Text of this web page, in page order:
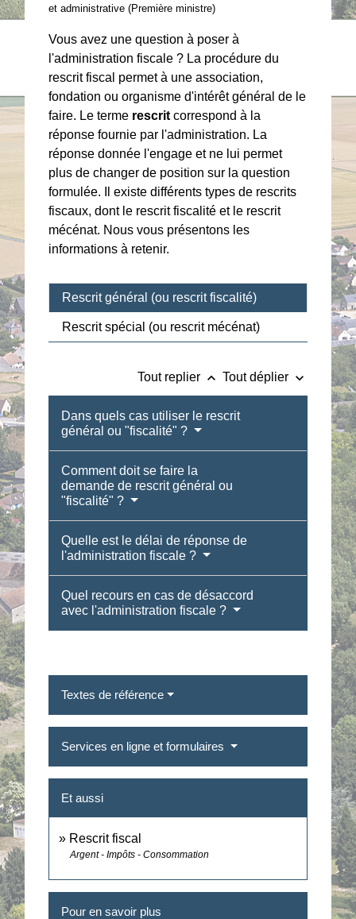
et administrative (Première ministre)
Vous avez une question à poser à
l'administration fiscale ? La procédure du
rescrit fiscal permet à une association,
fondation ou organisme d'intérêt général de le
faire. Le terme rescrit correspond à la
réponse fournie par l'administration. La
réponse donnée l'engage et ne lui permet
plus de changer de position sur la question
formulée. Il existe différents types de rescrits
fiscaux, dont le rescrit fiscalité et le rescrit
mécénat. Nous vous présentons les
informations à retenir.
Rescrit général (ou rescrit fiscalité)
Rescrit spécial (ou rescrit mécénat)
Tout replier keyboard_arrow_up Tout déplier keyboard_arrow_down
Dans quels cas utiliser le rescrit
général ou "fiscalité" ?
Comment doit se faire la
demande de rescrit général ou
"fiscalité" ?
Quelle est le délai de réponse de
l'administration fiscale ?
Quel recours en cas de désaccord
avec l'administration fiscale ?
Textes de référence
Services en ligne et formulaires
Et aussi
Rescrit fiscal
Argent - Impôts - Consommation
Pour en savoir plus